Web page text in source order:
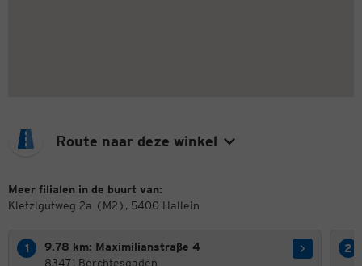
Route naar deze winkel
Meer filialen in de buurt van:
Kletzlgutweg 2a (M2), 5400 Hallein
9.78 km: Maximilianstraße 4
83471 Berchtesgaden